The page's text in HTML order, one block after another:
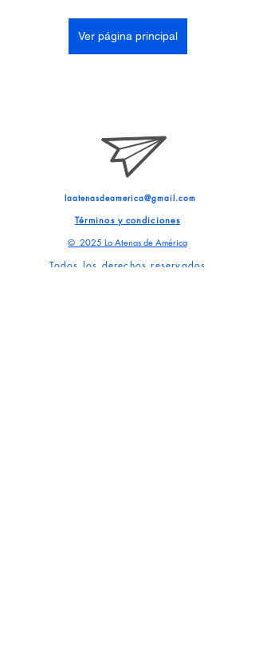
Ver página principal
laatenasdeamerica@gmail.com
Términos y condiciones
© 2025 La Atenas de América
Todos los derechos reservados